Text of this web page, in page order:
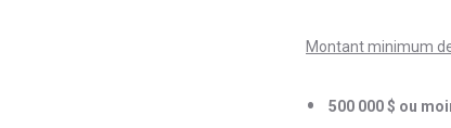
Montant minimum
500 000 $ ou